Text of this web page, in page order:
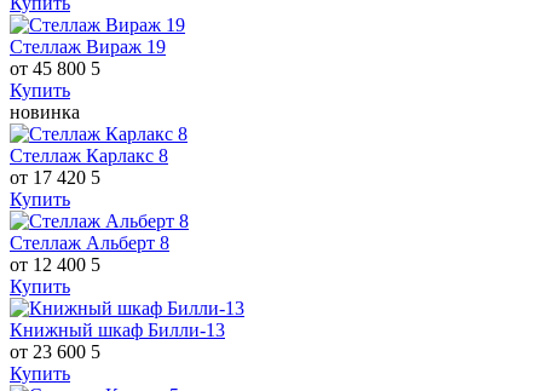
Стеллаж Вираж 19
от 45 800 5
Купить
новинка
Стеллаж Карлакс 8
от 17 420 5
Купить
Стеллаж Альберт 8
от 12 400 5
Купить
Книжный шкаф Билли-13
от 23 600 5
Купить